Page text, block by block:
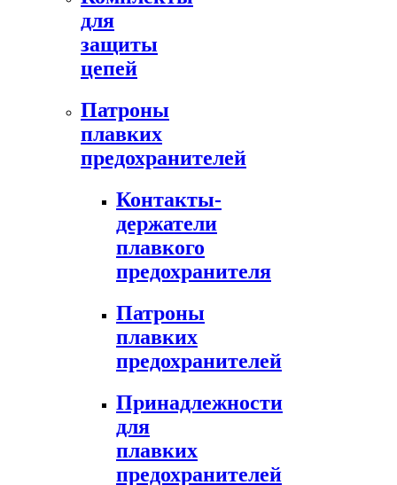
для
защиты
цепей
Патроны
плавких
предохранителей
Контакты-
держатели
плавкого
предохранителя
Патроны
плавких
предохранителей
Принадлежности
для
плавких
предохранителей